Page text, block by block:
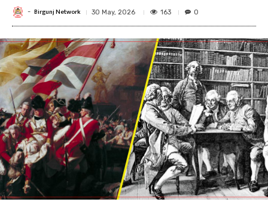
- Birgunj Network 30 May, 2026 163 0